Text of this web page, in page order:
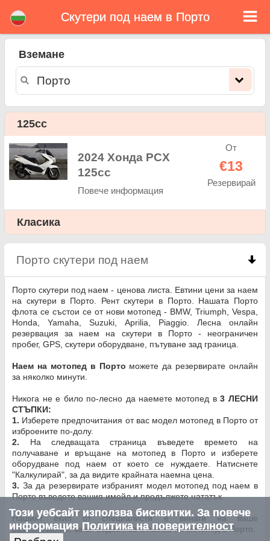
Порто скутери под наем
Порто скутери под наем - ценова листа. Евтини цени за наем на скутери в Порто. Рент скутери в Порто. Нашата Порто
резервация за наем на скутери в Порто - неограничен пробег, GPS, скутери оборудване, пътуване зад граница.
Скутери под наем в Порто
Вземане
125cc
2024 Хонда PCX
125cc
Повече информация
От
€13
Резервирай
Класика
Порто скутери под наем click to collapse
Порто скутери под наем - ценова листа. Евтини цени за наем
на скутери в Порто. Рент скутери в Порто. Нашата Порто
флота се състои се от нови мотопед - BMW, Triumph, Vespa,
Honda, Yamaha, Suzuki, Aprilia, Piaggio. Лесна онлайн
резервация за наем на скутери в Порто - неограничен
пробег, GPS, скутери оборудване, пътуване зад граница.
Наем на мотопед в Порто можете да резервирате онлайн
за няколко минути.
Никога не е било по-лесно да наемете мотопед в3 ЛЕСНИ
СТЪПКИ:
1. Изберете предпочитания от вас модел мотопед в Порто от
изброените по-долу.
2. На следващата страница въведете времето на
получаване и връщане на мотопед в Порто и изберете
оборудване под наем от което се нуждаете. Натиснете
"Калкулирай", за да видите крайната наемна цена.
3. За да резервирате избраният модел мотопед под наем в
Порто въведете вашия имейл и продължете нататък.
Нашият екип от специалисти е винаги на ваше
разположение, за ви съдейства с наема на мотопед в Порто.
Този уебсайт използва бисквитки. За повече
информацияПолитика на поверителност